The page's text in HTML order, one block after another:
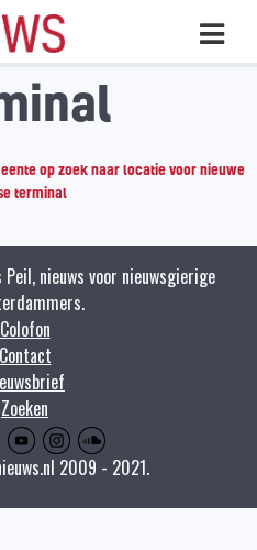
op zoek naar locatie voor nieuwe
terminal
nieuws voor nieuwsgierige
Colofon
Contact
Zoeken
2009 - 2021.